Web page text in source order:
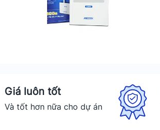
Giá luôn tốt
Và tốt hơn nữa cho dự án